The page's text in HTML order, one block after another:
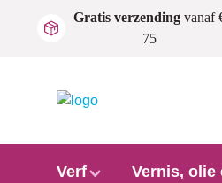
Ga naar de hoofdinhoud
Gratis verzendingvanaf
75
Verf Vernis, olie